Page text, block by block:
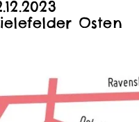
Osten